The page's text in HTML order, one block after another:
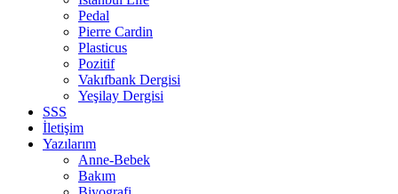
Pedal
Pierre Cardin
Plasticus
Pozitif
Vakıfbank Dergisi
Yeşilay Dergisi
SSS
İletişim
Yazılarım
Anne-Bebek
Bakım